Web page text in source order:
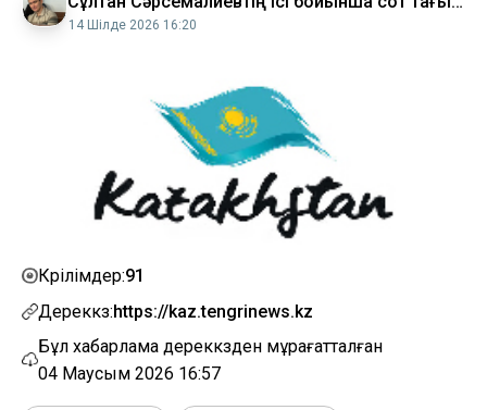
не шешті
14 Шілде 2026 16:20
Көрілімдер:91
Дереккөз:https://kaz.tengrinews.kz
Бұл хабарлама дереккөзден мұрағатталған
04 Маусым 2026 16:57